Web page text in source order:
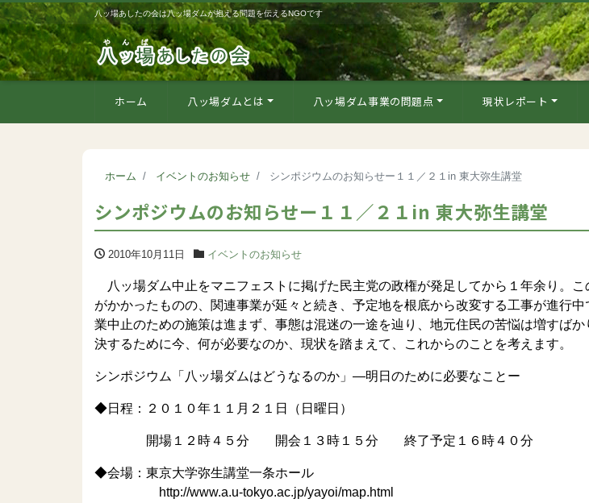
八ッ場あしたの会は八ッ場ダムが抱える問題を伝えるNGOです
ホーム 八ッ場ダムとは 八ッ場ダム事業の問題点 現状レポート
ホーム イベントのお知らせ シンポジウムのお知らせー１１／２１in 東大弥生講堂
シンポジウムのお知らせー１１／２１in 東大弥生講堂
2010年10月11日 イベントのお知らせ
八ッ場ダム中止をマニフェストに掲げた民主党の政権が発足してから１年余り。
がかかったものの、関連事業が延々と続き、予定地を根底から改変する工事が進行
業中止のための施策は進まず、事態は混迷の一途を辿り、地元住民の苦悩は増すば
決するために今、何が必要なのか、現状を踏まえて、これからのことを考えます。
シンポジウム「八ッ場ダムはどうなるのか」―明日のために必要なことー
◆日程：２０１０年１１月２１日（日曜日）
開場１２時４５分 開会１３時１５分 終了予定１６時４０分
◆会場：東京大学弥生講堂一条ホール
http://www.a.u-tokyo.ac.jp/yayoi/map.html